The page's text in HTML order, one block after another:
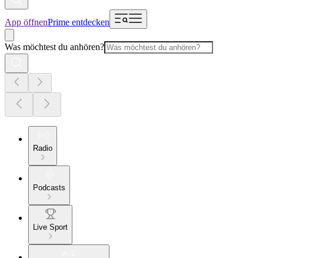
App öffnenPrime entdecken
Was möchtest du anhören?
Radio
Podcasts
Live Sport